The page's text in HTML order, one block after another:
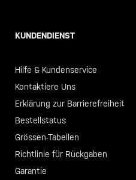
KUNDENDIENST
Hilfe & Kundenservice
Kontaktiere Uns
Erklärung zur Barrierefreiheit
Bestellstatus
Grössen-Tabellen
Richtlinie für Rückgaben
Garantie